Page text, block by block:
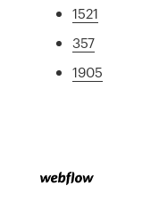
1521
357
1905